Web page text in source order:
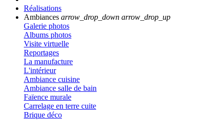
Réalisations
Ambiances arrow_drop_down arrow_drop_up
Galerie photos
Albums photos
Visite virtuelle
Reportages
La manufacture
L'intérieur
Ambiance cuisine
Ambiance salle de bain
Faïence murale
Carrelage en terre cuite
Brique déco